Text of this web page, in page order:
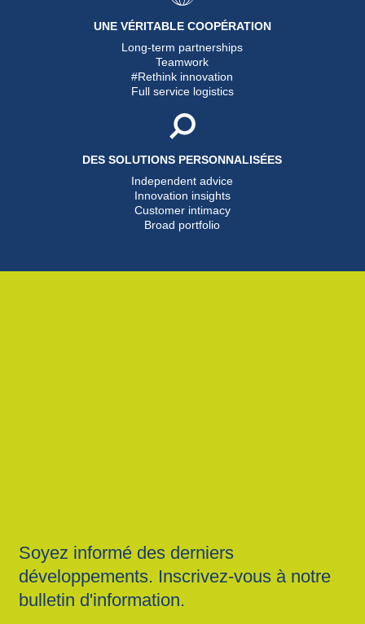
UNE VÉRITABLE COOPÉRATION
Long-term partnerships
Teamwork
#Rethink innovation
Full service logistics
DES SOLUTIONS PERSONNALISÉES
Independent advice
Innovation insights
Customer intimacy
Broad portfolio
Soyez informé des derniers
développements. Inscrivez-vous à notre
bulletin d'information.